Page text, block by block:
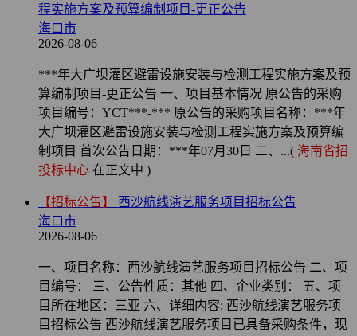
程实施方案及预算编制项目-更正公告
海口市
2026-08-06
***年大广坝灌区避雷设施安装与检测工程实施方案及预
算编制项目-更正公告 一、项目基本情况 原公告的采购
项目编号：YCT***-*** 原公告的采购项目名称：***年
大广坝灌区避雷设施安装与检测工程实施方案及预算编
制项目 首次公告日期：***年07月30日 二、...( 海南省招
投标中心 在正文中 )
【招标公告】
西沙航线演艺服务项目招标公告
海口市
2026-08-06
一、项目名称：西沙航线演艺服务项目招标公告 二、项
目编号： 三、公告性质：其他 四、企业类别： 五、项
目所在地区：三亚 六、详细内容: 西沙航线演艺服务项
目招标公告 西沙航线演艺服务项目已具备采购条件，现